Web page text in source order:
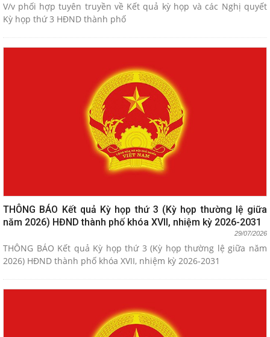
V/v phối hợp tuyên truyền về Kết quả kỳ họp và các Nghị quyết
Kỳ họp thứ 3 HĐND thành phố
THÔNG BÁO Kết quả Kỳ họp thứ 3 (Kỳ họp thường lệ giữa
năm 2026) HĐND thành phố khóa XVII, nhiệm kỳ 2026-2031
29/07/2026
THÔNG BÁO Kết quả Kỳ họp thứ 3 (Kỳ họp thường lệ giữa năm
2026) HĐND thành phố khóa XVII, nhiệm kỳ 2026-2031